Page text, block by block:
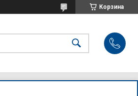
Корзина